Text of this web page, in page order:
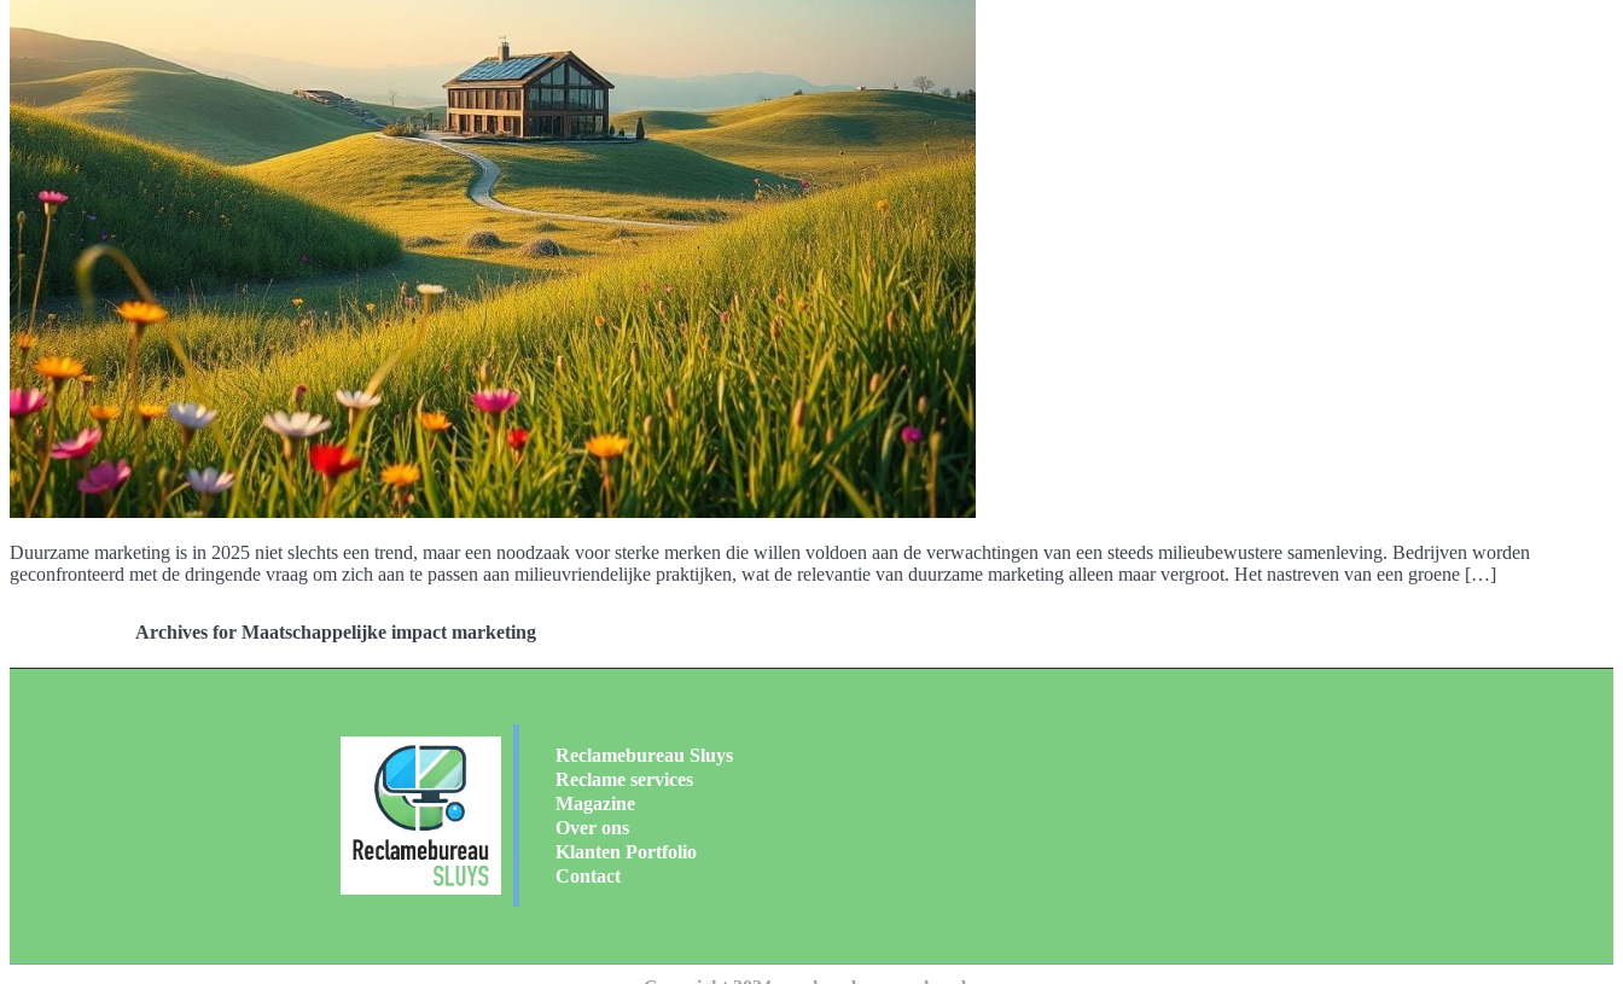
Duurzame marketing is in 2025 niet slechts een trend, maar een noodzaak voor sterke merken die willen voldoen aan de verwachtingen van een steeds milieubewustere samenleving. Bedrijven worden
geconfronteerd met de dringende vraag om zich aan te passen aan milieuvriendelijke praktijken, wat de relevantie van duurzame marketing alleen maar vergroot. Het nastreven van een groene […]
Archives for Maatschappelijke impact marketing
Reclamebureau Sluys
Reclame services
Magazine
Over ons
Klanten Portfolio
Contact